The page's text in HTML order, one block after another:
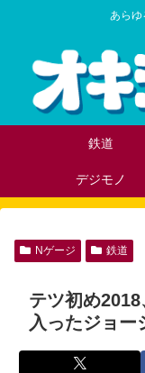
あらゆ
鉄道
デジモノ
Nゲージ 鉄道
テツ初め
入ったジョー